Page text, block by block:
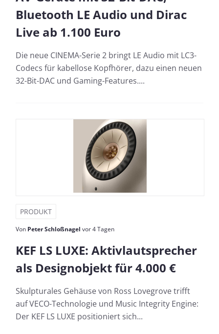
Bluetooth LE Audio und Dirac
Live ab 1.100 Euro
Die neue CINEMA-Serie 2 bringt LE Audio mit LC3-
Codecs für kabellose Kopfhörer, dazu einen neuen
32-Bit-DAC und Gaming-Features....
PRODUKT
Von Peter Schloßnagel vor 4 Tagen
KEF LS LUXE: Aktivlautsprecher
als Designobjekt für 4.000 €
Skulpturales Gehäuse von Ross Lovegrove trifft
auf VECO-Technologie und Music Integrity Engine:
Der KEF LS LUXE positioniert sich...